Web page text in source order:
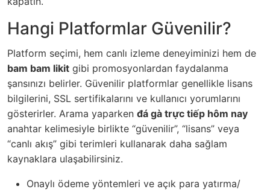
Hangi Platformlar Güvenilir?
Platform seçimi, hem canlı izleme deneyiminizi hem de
bam bam likit gibi promosyonlardan faydalanma
şansınızı belirler. Güvenilir platformlar genellikle lisans
bilgilerini, SSL sertifikalarını ve kullanıcı yorumlarını
gösterirler. Arama yaparken đá gà trực tiếp hôm nay
anahtar kelimesiyle birlikte “güvenilir”, “lisans” veya
“canlı akış” gibi terimleri kullanarak daha sağlam
kaynaklara ulaşabilirsiniz.
Onaylı ödeme yöntemleri ve açık para yatırma/